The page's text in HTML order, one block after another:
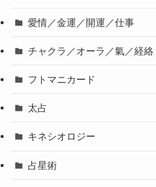
愛情／金運／開運／仕事
チャクラ／オーラ／氣／経絡
フトマニカード
太占
キネシオロジー
占星術